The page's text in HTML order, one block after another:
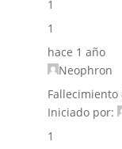
1
1
hace 1 año
Neophron
Fallecimiento
Iniciado por:
1